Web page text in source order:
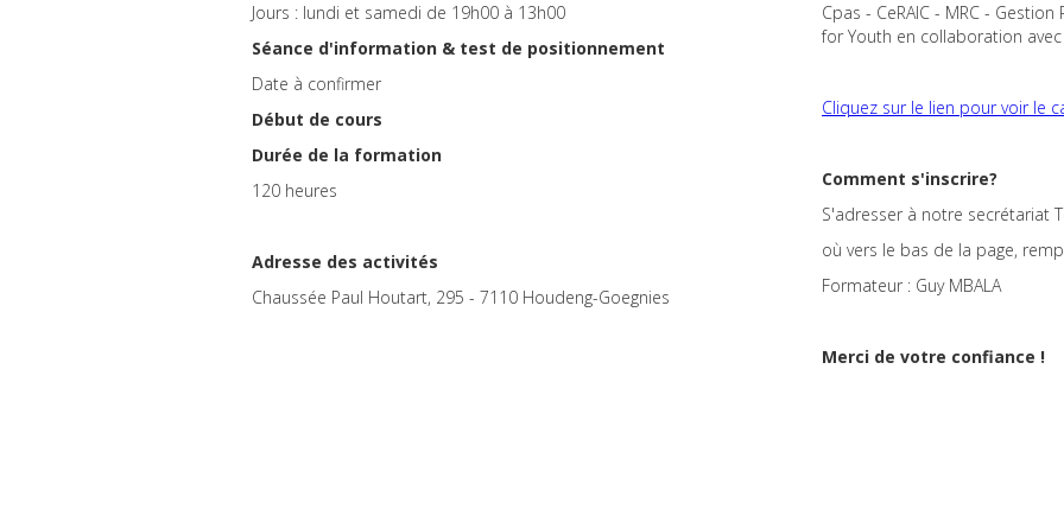
Jours : lundi et samedi de 19h00 à 13h00
Séance d'information & test de positionnement
Date à confirmer
Début de cours
Durée de la formation
120 heures
Adresse des activités
Chaussée Paul Houtart, 295 - 7110 Houdeng-Goegnies
Cpas - CeRAIC - MRC -
for Youth en collaboration
Cliquez sur le lien pour voir le
Comment s'inscrire?
S'adresser à notre secrétariat
où vers le bas de la page,
Formateur : Guy MBALA
Merci de votre confiance !